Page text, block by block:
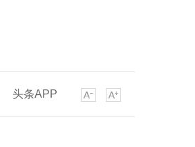
头条APP